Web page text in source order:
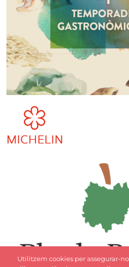
Utilitzem cookies per assegurar-